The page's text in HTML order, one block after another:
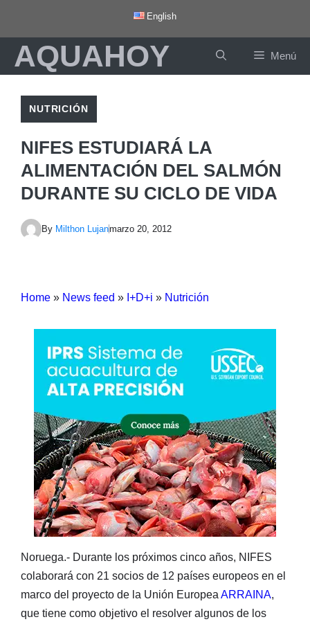
contenido
English
AQUAHOY Menú
NUTRICIÓN
NIFES ESTUDIARÁ LA
ALIMENTACIÓN DEL SALMÓN
DURANTE SU CICLO DE VIDA
By Milthon Lujanmarzo 20, 2012
Home » News feed » I+D+i » Nutrición
Noruega.- Durante los próximos cinco años, NIFES
colaborará con 21 socios de 12 países europeos en el
marco del proyecto de la Unión Europea ARRAINA,
que tiene como objetivo el resolver algunos de los